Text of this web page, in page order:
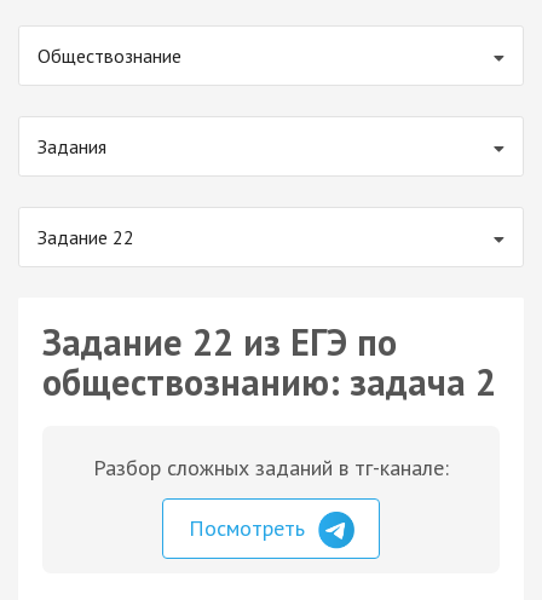
Обществознание
Задания
Задание 22
Задание 22 из ЕГЭ по
обществознанию: задача 2
Разбор сложных заданий в тг-канале:
Посмотреть